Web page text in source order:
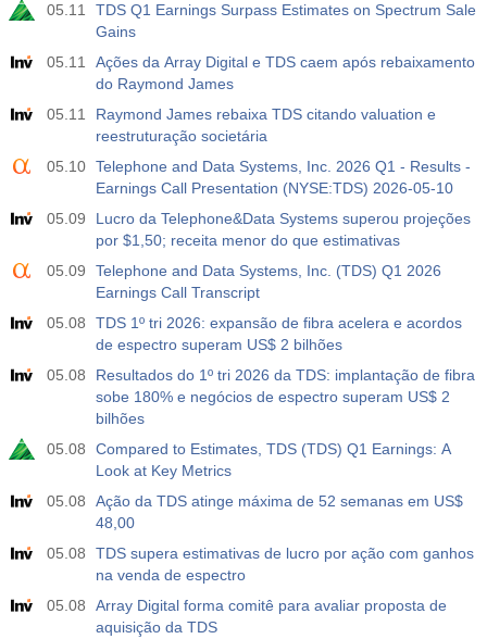
05.11
TDS Q1 Earnings Surpass Estimates on Spectrum Sale
Gains
05.11
Ações da Array Digital e TDS caem após rebaixamento
do Raymond James
05.11
Raymond James rebaixa TDS citando valuation e
reestruturação societária
05.10 Telephone and Data Systems, Inc. 2026 Q1 - Results -
Earnings Call Presentation (NYSE:TDS) 2026-05-10
05.09
Lucro da Telephone&Data Systems superou projeções
por $1,50; receita menor do que estimativas
05.09
Telephone and Data Systems, Inc. (TDS) Q1 2026
Earnings Call Transcript
05.08
TDS 1º tri 2026: expansão de fibra acelera e acordos
de espectro superam US$ 2 bilhões
05.08
Resultados do 1º tri 2026 da TDS: implantação de fibra
sobe 180% e negócios de espectro superam US$ 2
bilhões
05.08
Compared to Estimates, TDS (TDS) Q1 Earnings: A
Look at Key Metrics
05.08
Ação da TDS atinge máxima de 52 semanas em US$
48,00
05.08
TDS supera estimativas de lucro por ação com ganhos
na venda de espectro
05.08
Array Digital forma comitê para avaliar proposta de
aquisição da TDS